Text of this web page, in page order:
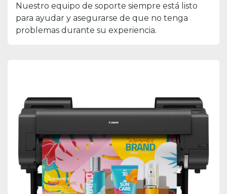
Nuestro equipo de soporte siempre está listo
para ayudar y asegurarse de que no tenga
problemas durante su experiencia.